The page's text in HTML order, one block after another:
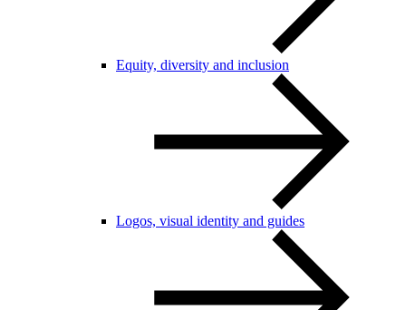
Equity, diversity and inclusion
Logos, visual identity and guides